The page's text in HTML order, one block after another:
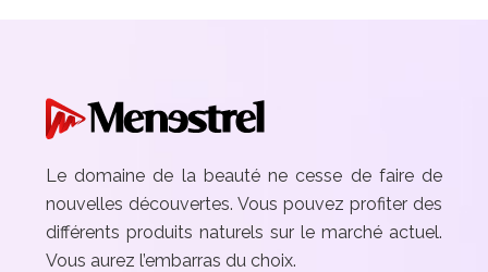
Le domaine de la beauté ne cesse de faire de
nouvelles découvertes. Vous pouvez profiter des
différents produits naturels sur le marché actuel.
Vous aurez l’embarras du choix.